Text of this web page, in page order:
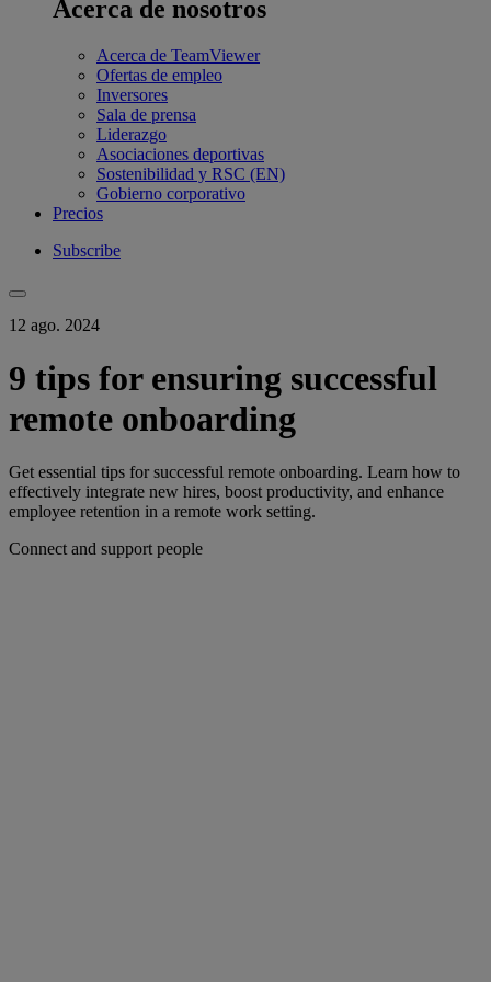
Acerca de nosotros
Acerca de TeamViewer
Ofertas de empleo
Inversores
Sala de prensa
Liderazgo
Asociaciones deportivas
Sostenibilidad y RSC (EN)
Gobierno corporativo
Precios
Subscribe
12 ago. 2024
9 tips for ensuring successful
remote onboarding
Get essential tips for successful remote onboarding. Learn how to
effectively integrate new hires, boost productivity, and enhance
employee retention in a remote work setting.
Connect and support people